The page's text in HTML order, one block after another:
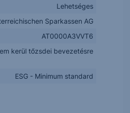
Lehetséges
Sparkassen AG
AT0000A3VVT6
kerül tőzsdei bevezetésre
ESG - Minimum standard